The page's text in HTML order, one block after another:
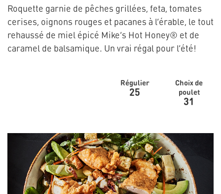
Roquette garnie de pêches grillées, feta, tomates
cerises, oignons rouges et pacanes à l’érable, le tout
rehaussé de miel épicé Mike’s Hot Honey® et de
caramel de balsamique. Un vrai régal pour l’été!
Régulier
25
Choix de
poulet
31